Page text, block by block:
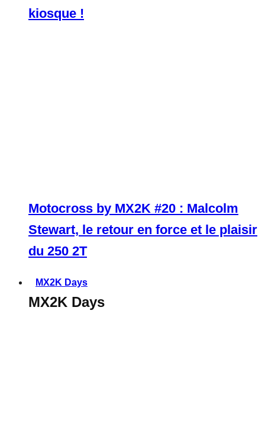
kiosque !
Motocross by MX2K #20 : Malcolm
Stewart, le retour en force et le plaisir
du 250 2T
MX2K Days
MX2K Days